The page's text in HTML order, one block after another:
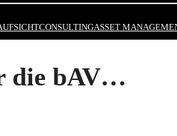
CONSULTINGASSET
die bAV…